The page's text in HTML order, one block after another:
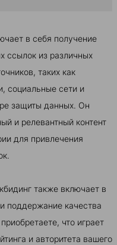
в себя получение
ссылок из различных
таких как
социальные сети и
защиты данных. Он
и релевантный контент
для привлечения
также включает в
поддержание качества
что играет
и авторитета вашего